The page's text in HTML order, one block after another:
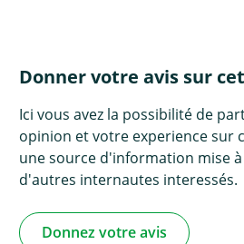
Donner votre avis sur
Ici vous avez la possibilité de
opinion et votre experience sur
une source d'information mise
d'autres internautes interessés.
Donnez votre avis